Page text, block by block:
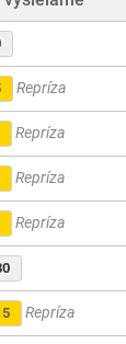
Repríza
Repríza
Repríza
Repríza
Repríza